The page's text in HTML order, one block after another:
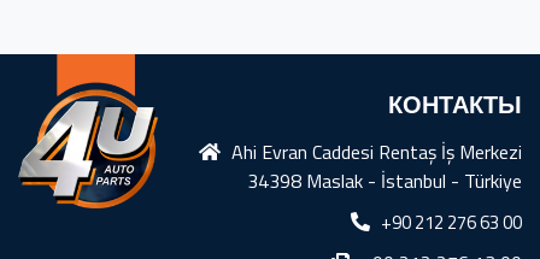
КОНТАКТЫ
Ahi Evran Caddesi Rentaş İş Merkezi
34398 Maslak - İstanbul - Türkiye
+90 212 276 63 00